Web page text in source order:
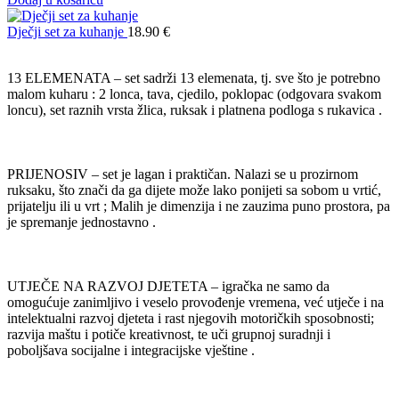
Dječji set za kuhanje 18.90 €
13 ELEMENATA – set sadrži 13 elemenata, tj. sve što je potrebno
malom kuharu : 2 lonca, tava, cjedilo, poklopac (odgovara svakom
loncu), set raznih vrsta žlica, ruksak i platnena podloga s rukavica .
PRIJENOSIV – set je lagan i praktičan. Nalazi se u prozirnom
ruksaku, što znači da ga dijete može lako ponijeti sa sobom u vrtić,
prijatelju ili u vrt ; Malih je dimenzija i ne zauzima puno prostora, pa
je spremanje jednostavno .
UTJEČE NA RAZVOJ DJETETA – igračka ne samo da
omogućuje zanimljivo i veselo provođenje vremena, već utječe i na
intelektualni razvoj djeteta i rast njegovih motoričkih sposobnosti;
razvija maštu i potiče kreativnost, te uči grupnoj suradnji i
poboljšava socijalne i integracijske vještine .